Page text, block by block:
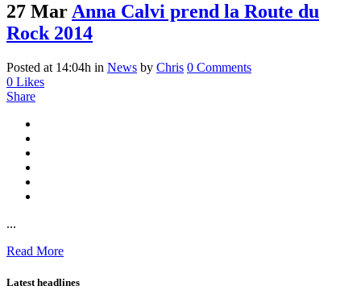
27 Mar Anna Calvi prend la Route du
Rock 2014
Posted at 14:04h in News by Chris 0 Comments
0 Likes
Share
...
Read More
Latest headlines